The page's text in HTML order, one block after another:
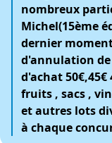
nombreux
Michel(15ème
dernier
d'annulation
d'achat 50€,45€
fruits , sacs ,
et autres lots
à chaque